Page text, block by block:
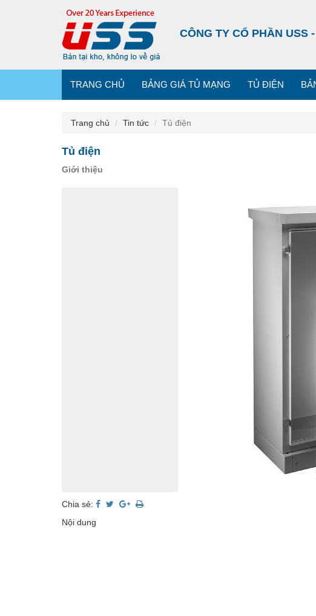
CÔNG TY CỔ PHẦN USS
TRANG CHỦ BẢNG GIÁ TỦ MẠNG TỦ ĐIỆN
Trang chủ Tin tức Tủ điện
Tủ điện
Giới thiệu
Chia sẻ:
Nội dung